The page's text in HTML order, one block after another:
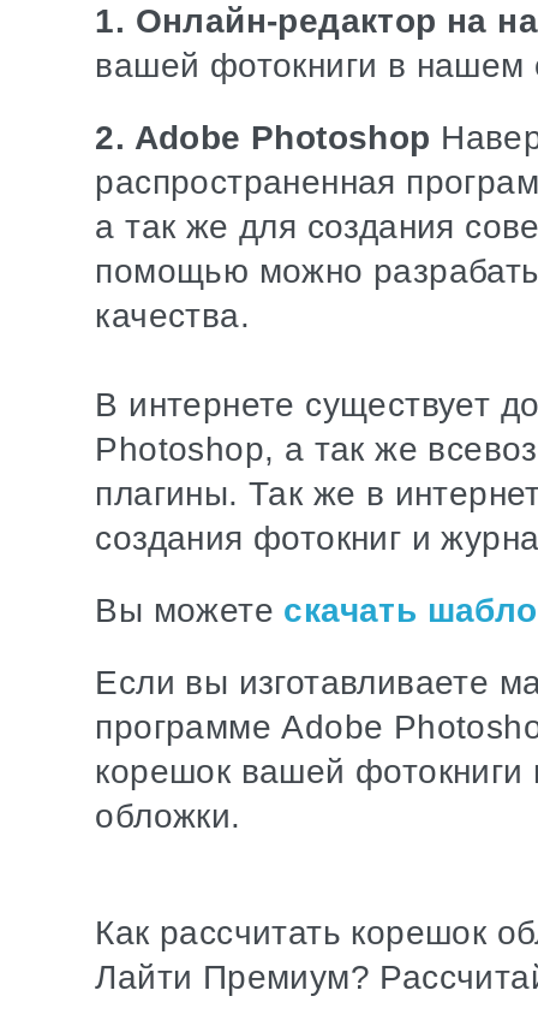
1. Онлайн-редактор на
вашей фотокниги в нашем
2. Adobe Photoshop
распространенная
а так же для создания
помощью можно
качества.
В интернете существует
Photoshop, а так же
плагины. Так же в
создания фотокниг и
Вы можете скачать
Если вы изготавливаете
программе Adobe
корешок вашей фотокниги
обложки.
Как рассчитать корешок
Лайти Премиум?